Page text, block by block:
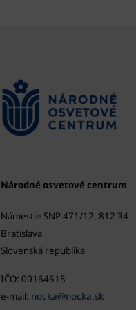
Národné osvetové centrum
Námestie SNP 471/12, 812 34
Bratislava
Slovenská republika
IČO: 00164615
e-mail: nocka@nocka.sk